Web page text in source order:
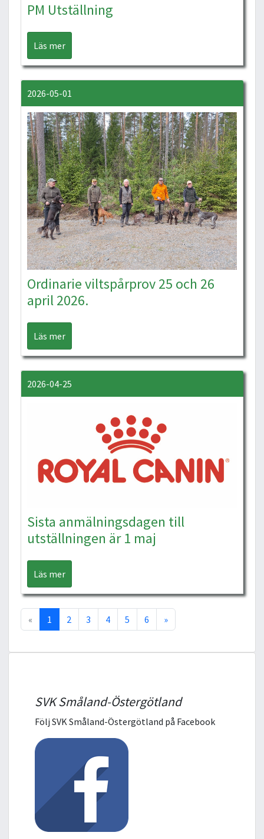
PM Utställning
Läs mer
2026-05-01
Ordinarie viltspårprov 25 och 26
april 2026.
Läs mer
2026-04-25
Sista anmälningsdagen till
utställningen är 1 maj
Läs mer
« 1 2 3 4 5 6 »
SVK Småland-Östergötland
Följ SVK Småland-Östergötland på Facebook